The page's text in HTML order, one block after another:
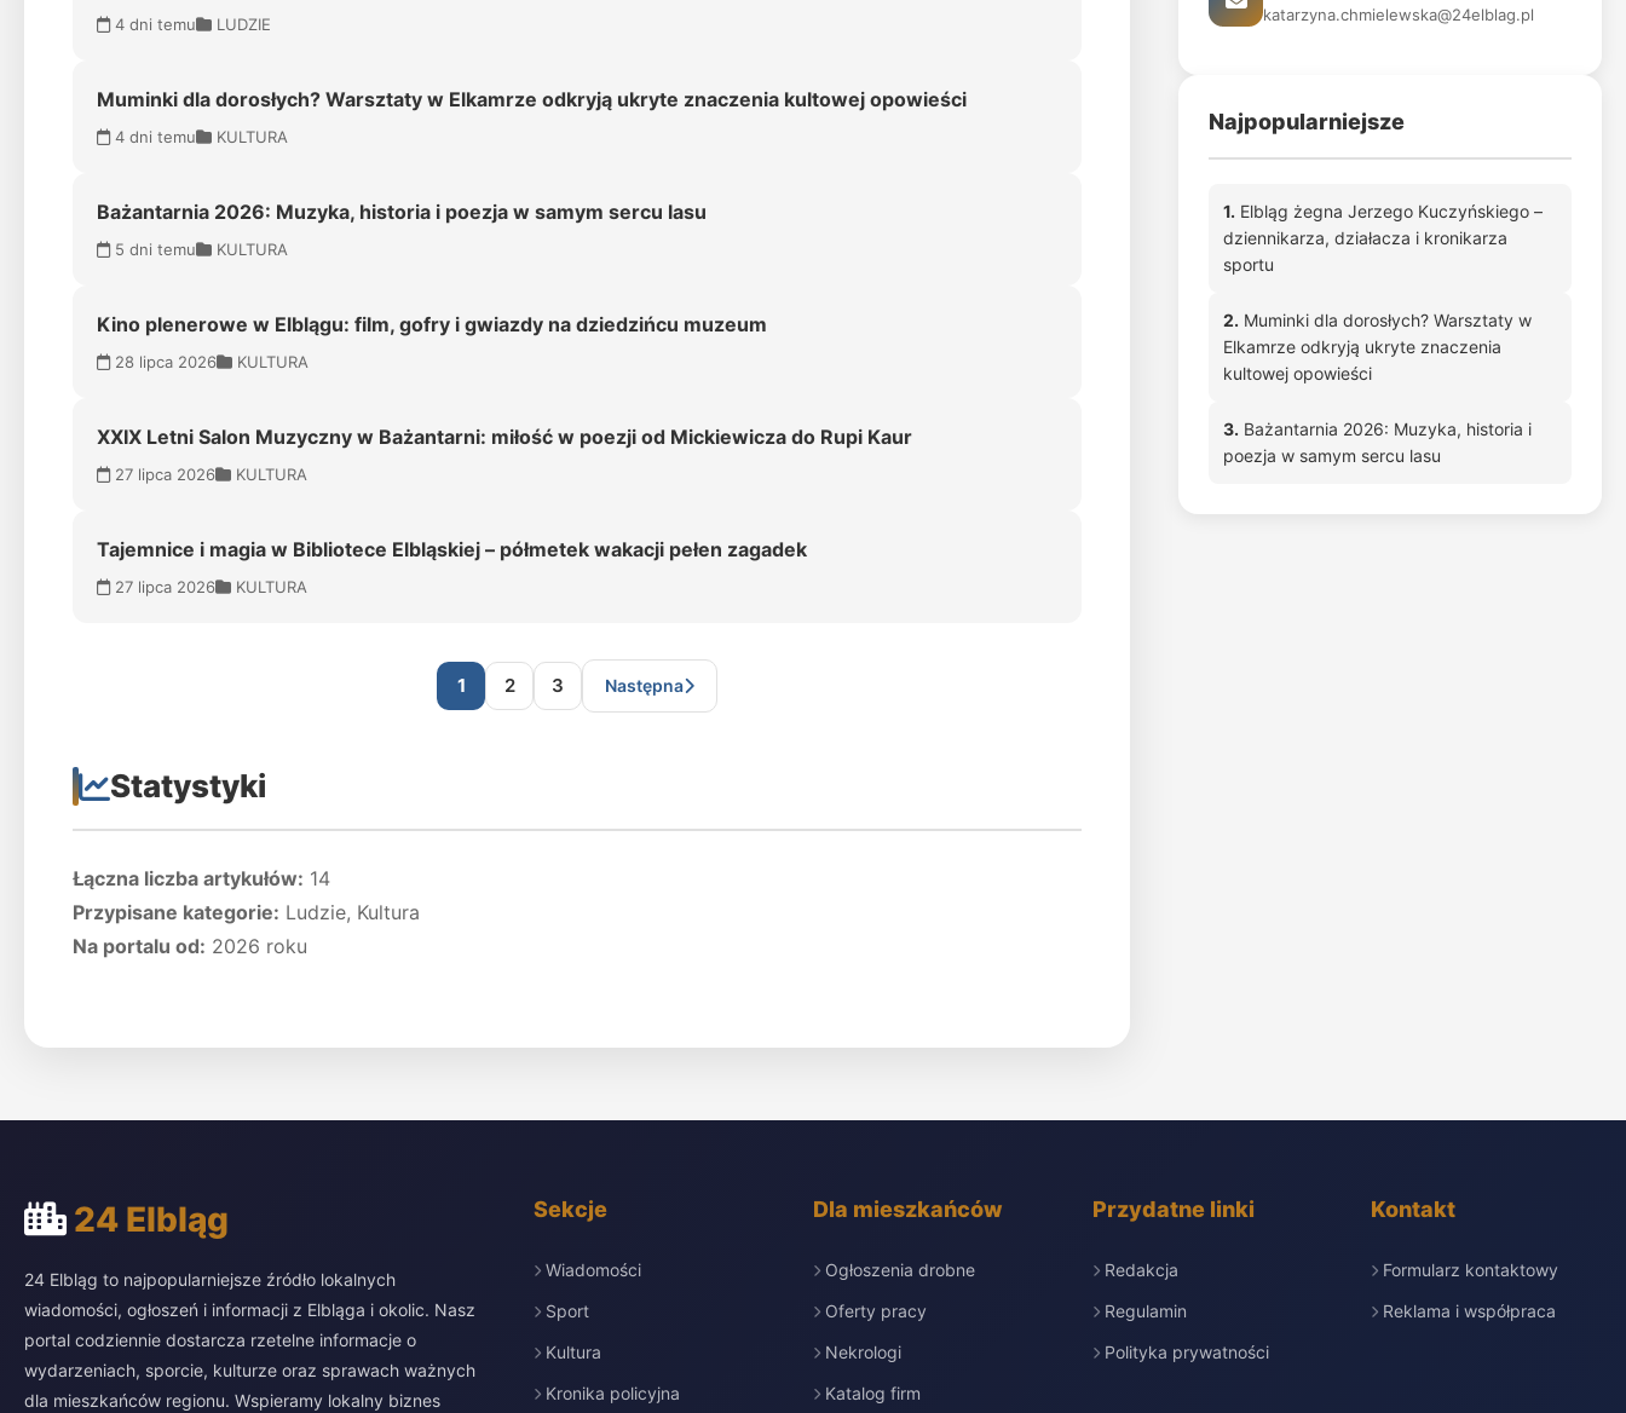
4 dni temu LUDZIE
Muminki dla dorosłych? Warsztaty w Elkamrze odkryją ukryte znaczenia kultowej opowieści
4 dni temu KULTURA
Bażantarnia 2026: Muzyka, historia i poezja w samym sercu lasu
5 dni temu KULTURA
Kino plenerowe w Elblągu: film, gofry i gwiazdy na dziedzińcu muzeum
28 lipca 2026 KULTURA
XXIX Letni Salon Muzyczny w Bażantarni: miłość w poezji od Mickiewicza do Rupi Kaur
27 lipca 2026 KULTURA
Tajemnice i magia w Bibliotece Elbląskiej – półmetek wakacji pełen zagadek
27 lipca 2026 KULTURA
1 2 3 Następna
Statystyki
Łączna liczba artykułów: 14
Przypisane kategorie: Ludzie, Kultura
Na portalu od: 2026 roku
katarzyna.chmielewska@24elblag.pl
Najpopularniejsze
1. Elbląg żegna Jerzego Kuczyńskiego –
dziennikarza, działacza i kronikarza
sportu
2. Muminki dla dorosłych? Warsztaty w
Elkamrze odkryją ukryte znaczenia
kultowej opowieści
3. Bażantarnia 2026: Muzyka, historia i
poezja w samym sercu lasu
24 Elbląg
24 Elbląg to najpopularniejsze źródło lokalnych
wiadomości, ogłoszeń i informacji z Elbląga i okolic. Nasz
portal codziennie dostarcza rzetelne informacje o
wydarzeniach, sporcie, kulturze oraz sprawach ważnych
dla mieszkańców regionu. Wspieramy lokalny biznes
Sekcje
Wiadomości
Sport
Kultura
Kronika policyjna
Dla mieszkańców
Ogłoszenia drobne
Oferty pracy
Nekrologi
Katalog firm
Przydatne linki
Redakcja
Regulamin
Polityka prywatności
Kontakt
Formularz kontaktowy
Reklama i współpraca